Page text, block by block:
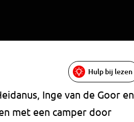
Hulp bij lezen
Inge van de Goor en
met een camper door